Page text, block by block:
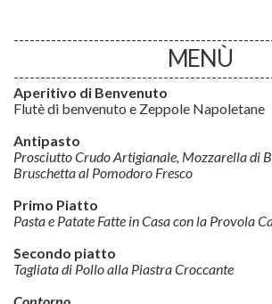
MENÙ
Aperitivo di Benvenuto
Flutè di benvenuto e Zeppole Napoletane
Antipasto
Prosciutto Crudo Artigianale, Mozzarella di
Bruschetta al Pomodoro Fresco
Primo Piatto
Pasta e Patate Fatte in Casa con la Provola
Secondo piatto
Tagliata di Pollo alla Piastra Croccante
Contorno